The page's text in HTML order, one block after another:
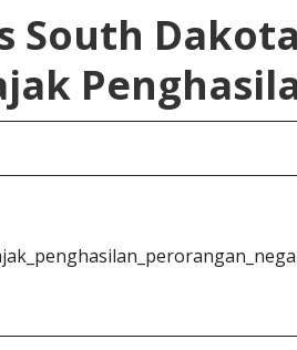
South Dakota